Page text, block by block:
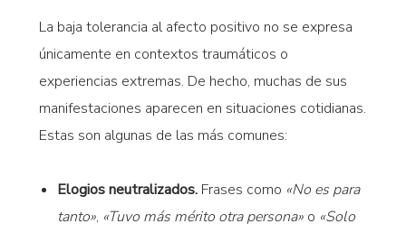
La baja tolerancia al afecto positivo no se expresa
únicamente en contextos traumáticos o
experiencias extremas. De hecho, muchas de sus
manifestaciones aparecen en situaciones cotidianas.
Estas son algunas de las más comunes:
Elogios neutralizados.Frases como «No es para
tanto», «Tuvo más mérito otra persona»o «Solo